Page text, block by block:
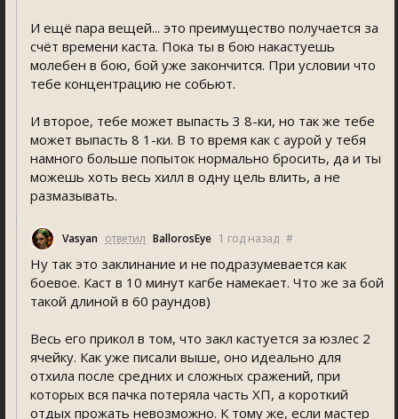
И ещё пара вещей... это преимущество получается за
счёт времени каста. Пока ты в бою накастуешь
молебен в бою, бой уже закончится. При условии что
тебе концентрацию не собьют.
И второе, тебе может выпасть 3 8-ки, но так же тебе
может выпасть 8 1-ки. В то время как с аурой у тебя
намного больше попыток нормально бросить, да и ты
можешь хоть весь хилл в одну цель влить, а не
размазывать.
Vasyan ответил BallorosEye 1 год назад #
Ну так это заклинание и не подразумевается как
боевое. Каст в 10 минут кагбе намекает. Что же за бой
такой длиной в 60 раундов)
Весь его прикол в том, что закл кастуется за юзлес 2
ячейку. Как уже писали выше, оно идеально для
отхила после средних и сложных сражений, при
которых вся пачка потеряла часть ХП, а короткий
отдых прожать невозможно. К тому же, если мастер